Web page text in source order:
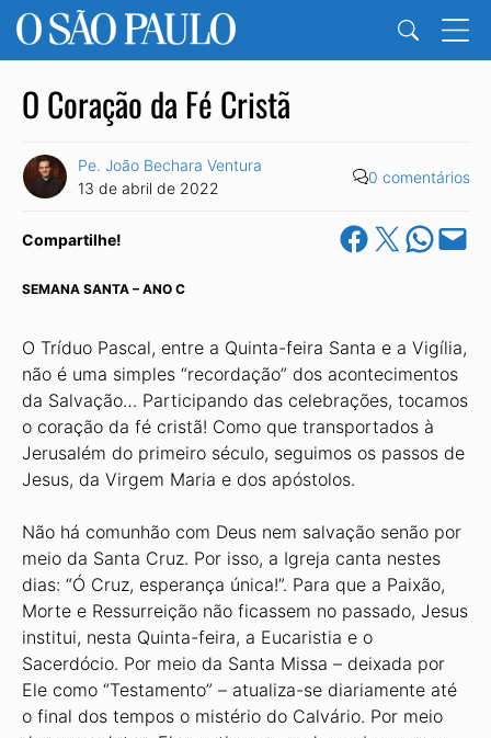
O Coração da Fé Cristã
Pe. João Bechara Ventura
13 de abril de 2022
0 comentários
Compartilhe! Share on Facebook
Share on X Share on
Email this
SEMANA SANTA – ANO C
O Tríduo Pascal, entre a Quinta-feira Santa e a Vigília,
não é uma simples “recordação” dos acontecimentos
da Salvação… Participando das celebrações, tocamos
o coração da fé cristã! Como que transportados à
Jerusalém do primeiro século, seguimos os passos de
Jesus, da Virgem Maria e dos apóstolos.
Não há comunhão com Deus nem salvação senão por
meio da Santa Cruz. Por isso, a Igreja canta nestes
dias: “Ó Cruz, esperança única!”. Para que a Paixão,
Morte e Ressurreição não ficassem no passado, Jesus
institui, nesta Quinta-feira, a Eucaristia e o
Sacerdócio. Por meio da Santa Missa – deixada por
Ele como “Testamento” – atualiza-se diariamente até
o final dos tempos o mistério do Calvário. Por meio